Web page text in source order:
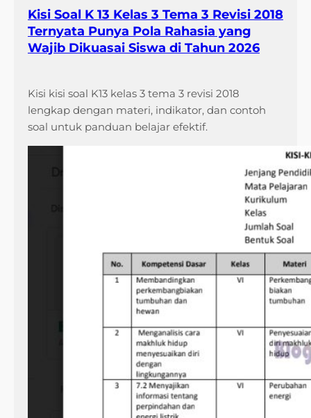
Kisi Soal K 13 Kelas 3 Tema 3 Revisi 2018
Ternyata Punya Pola Rahasia yang
Wajib Dikuasai Siswa di Tahun 2026
Kisi kisi soal K13 kelas 3 tema 3 revisi 2018
lengkap dengan materi, indikator, dan contoh
soal untuk panduan belajar efektif.